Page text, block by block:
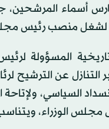
أسماء
لشغل منصب رئيس
المسؤولة
التنازل عن
السياسي،
الوزراء،